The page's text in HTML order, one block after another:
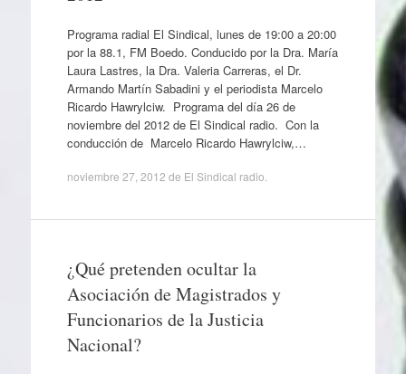
Programa radial El Sindical, lunes de 19:00 a 20:00
por la 88.1, FM Boedo. Conducido por la Dra. María
Laura Lastres, la Dra. Valeria Carreras, el Dr.
Armando Martín Sabadini y el periodista Marcelo
Ricardo Hawrylciw. Programa del día 26 de
noviembre del 2012 de El Sindical radio. Con la
conducción de Marcelo Ricardo Hawrylciw,…
noviembre 27, 2012 de El Sindical radio
¿Qué pretenden ocultar la
Asociación de Magistrados y
Funcionarios de la Justicia
Nacional?